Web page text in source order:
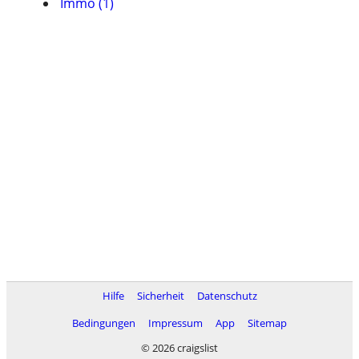
Hilfe Sicherheit
Datenschutz
Bedingungen
Impressum App
Sitemap
© 2026 craigslist